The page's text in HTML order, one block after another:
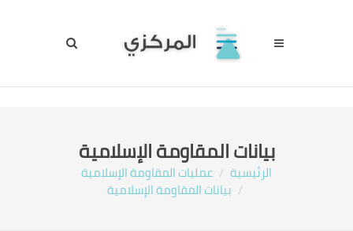
بيانات المقاومة الإسلامية
الرئيسية عمليات المقاومة الإسلامية
بيانات المقاومة الإسلامية